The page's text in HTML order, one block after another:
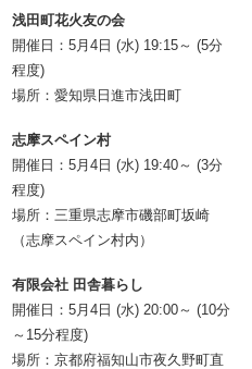
浅田町花火友の会
開催日：5月4日 (水) 19:15～ (5分
程度)
場所：愛知県日進市浅田町
志摩スペイン村
開催日：5月4日 (水) 19:40～ (3分
程度)
場所：三重県志摩市磯部町坂崎
（志摩スペイン村内）
有限会社 田舎暮らし
開催日：5月4日 (水) 20:00～ (10分
～15分程度)
場所：京都府福知山市夜久野町直